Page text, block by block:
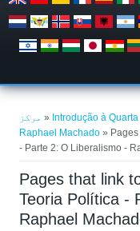
مرکز » Introdução à
Raphael Machado »
- Parte 2: O Liberalismo -
Pages that link
Teoria Política -
Raphael